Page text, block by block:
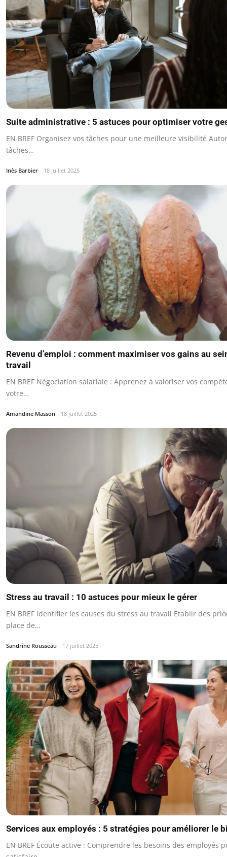
Suite administrative : 5 astuces pour optimiser votre
EN BREF Organisez vos tâches pour une meilleure visibilité
tâches…
Inès Barbier 18 juillet 2025
Revenu d’emploi : comment maximiser vos gains au
travail
EN BREF Négociation salariale : Apprenez à valoriser vos
votre…
Amandine Masson 18 juillet 2025
Stress au travail : 10 astuces pour mieux le gérer
EN BREF Identifier les causes du stress au travail Établir des
place de…
Sandrine Rousseau 17 juillet 2025
Services aux employés : 5 stratégies pour améliorer le
EN BREF Écoute active : Comprendre les besoins des employés